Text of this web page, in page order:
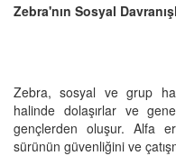
Zebra'nın Sosyal
Zebra, sosyal ve grup
halinde dolaşırlar ve
gençlerden oluşur. Alfa
sürünün güvenliğini ve